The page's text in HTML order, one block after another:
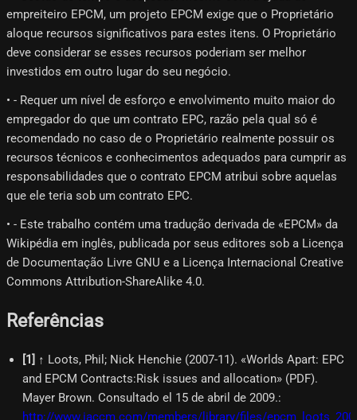
empreiteiro EPCM, um projeto EPCM exige que o Proprietário
aloque recursos significativos para estes itens. O Proprietário
deve considerar se esses recursos poderiam ser melhor
investidos em outro lugar do seu negócio.
• - Requer um nível de esforço e envolvimento muito maior do
empregador do que um contrato EPC, razão pela qual só é
recomendado no caso de o Proprietário realmente possuir os
recursos técnicos e conhecimentos adequados para cumprir as
responsabilidades que o contrato EPCM atribui sobre aquelas
que ele teria sob um contrato EPC.
• - Este trabalho contém uma tradução derivada de «EPCM» da
Wikipédia em inglês, publicada por seus editores sob a Licença
de Documentação Livre GNU e a Licença Internacional Creative
Commons Attribution-ShareAlike 4.0.
Referências
[1] ↑ Loots, Phil; Nick Henchie (2007-11). «Worlds Apart: EPC
and EPCM Contracts:Risk issues and allocation» (PDF).
Mayer Brown. Consultado el 15 de abril de 2009.:
http://www.iaccm.com/members/library/files/